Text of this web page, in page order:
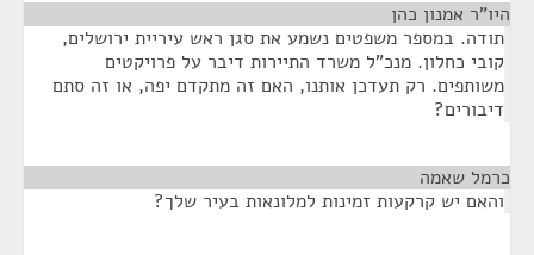
היו"ר אמנון כהן
תודה. במספר משפטים נשמע את סגן ראש עיריית ירושלים,
קובי כחלון. מנכ"ל משרד התיירות דיבר על פרויקטים
משותפים. רק תעדכן אותנו, האם זה מתקדם יפה, או זה סתם
דיבורים?
כרמל שאמה
והאם יש קרקעות זמינות למלונאות בעיר שלך?